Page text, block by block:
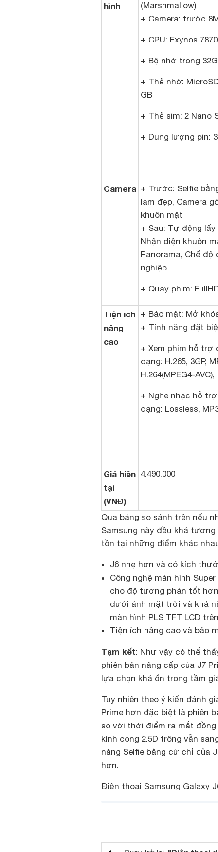
hình
(Marshmallow)
+ Camera: trước
+ CPU: Exynos
+ Bộ nhớ trong
+ Thẻ nhớ:
GB
+ Thẻ sim: 2 Nano
+ Dung lượng pin:
Camera + Trước: Selfie
làm đẹp, Camera
khuôn mặt
+ Sau: Tự động
Nhận diện khuôn
Panorama, Chế độ
nghiệp
+ Quay phim:
Tiện ích
nâng
cao
+ Bảo mật: Mở
+ Tính năng đặt
+ Xem phim hỗ trợ
dạng: H.265, 3GP,
H.264(MPEG4-
+ Nghe nhạc hỗ
dạng: Lossless,
Giá hiện
tại
(VNĐ)
4.490.000
Qua bảng so sánh trên nếu
Samsung này đều khá
tồn tại những điểm khác
J6 nhẹ hơn và có kích
Công nghệ màn hình
cho độ tương phản tốt
dưới ánh mặt trời và khả
màn hình PLS TFT LCD
Tiện ích nâng cao và bảo
Tạm kết: Như vậy có thể
phiên bản nâng cấp của J7
lựa chọn khá ổn trong tầm
Tuy nhiên theo ý kiến đánh
Prime hơn đặc biệt là phiên
so với thời điểm ra mắt
kính cong 2.5D trông vẫn
năng Selfie bằng cử chỉ của
hơn.
Điện thoại Samsung Galaxy